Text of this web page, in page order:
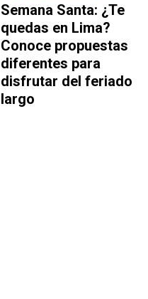
Semana Santa: ¿Te
quedas en Lima?
Conoce propuestas
diferentes para
disfrutar del feriado
largo